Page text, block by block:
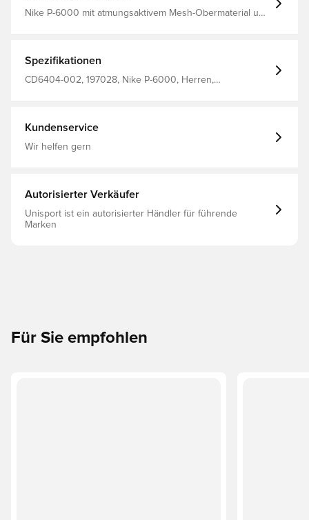
Nike P-6000 mit atmungsaktivem Mesh-Obermaterial und
Spezifikationen
CD6404-002, 197028, Nike P-6000, Herren,
Kundenservice
Wir helfen gern
Autorisierter Verkäufer
Unisport ist ein autorisierter Händler für führende
Marken
Für Sie empfohlen